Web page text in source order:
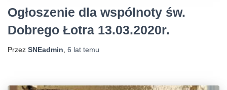
Ogłoszenie dla wspólnoty św.
Dobrego Łotra 13.03.2020r.
Przez SNEadmin 6 lat temu